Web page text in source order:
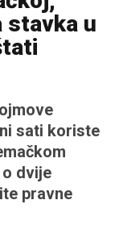
stavka u
sati koriste
dvije
pravne